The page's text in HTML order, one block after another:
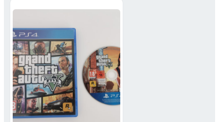
NEGOCIABLE. Si no está
Más anuncios de consolas
retro en mi perfil. Máquina
consolas videojuegos
Nintendo Super Nintendo
SNES nintendo 64 nes nasa
ds lite juegos gameboy
advance Playstation Ps1 PsX
Ps2 Ps3 Ps4 game boy poket
gameboycolor XBOX360 PSP
Sega Megadrive Atari 2600